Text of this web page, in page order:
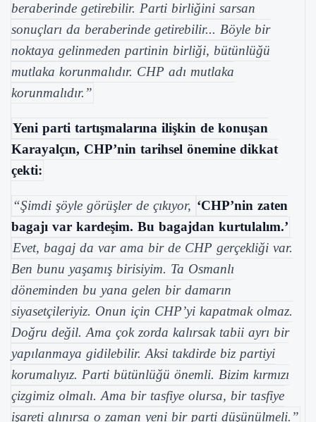
beraberinde getirebilir. Parti birliğini sarsan
sonuçları da beraberinde getirebilir... Böyle bir
noktaya gelinmeden partinin birliği, bütünlüğü
mutlaka korunmalıdır. CHP adı mutlaka
korunmalıdır.”
Yeni parti tartışmalarına ilişkin de konuşan
Karayalçın, CHP’nin tarihsel önemine dikkat
çekti:
“Şimdi şöyle görüşler de çıkıyor, ‘CHP’nin zaten
bagajı var kardeşim. Bu bagajdan kurtulalım.’
Evet, bagaj da var ama bir de CHP gerçekliği var.
Ben bunu yaşamış birisiyim. Ta Osmanlı
döneminden bu yana gelen bir damarın
siyasetçileriyiz. Onun için CHP’yi kapatmak olmaz.
Doğru değil. Ama çok zorda kalırsak tabii ayrı bir
yapılanmaya gidilebilir. Aksi takdirde biz partiyi
korumalıyız. Parti bütünlüğü önemli. Bizim kırmızı
çizgimiz olmalı. Ama bir tasfiye olursa, bir tasfiye
işareti alınırsa o zaman yeni bir parti düşünülmeli.”